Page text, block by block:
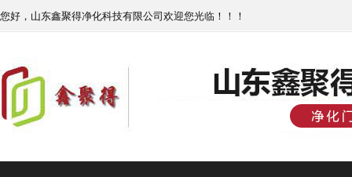
您好，山东鑫聚得净化科技有限公司欢迎您光临！！！